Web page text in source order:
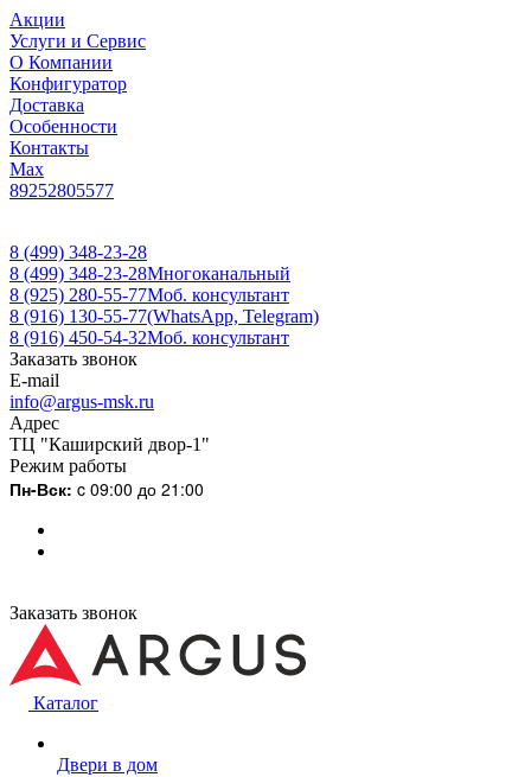
Акции
Услуги и Сервис
О Компании
Конфигуратор
Доставка
Особенности
Контакты
Max
89252805577
8 (499) 348-23-28
8 (499) 348-23-28Многоканальный
8 (925) 280-55-77Моб. консультант
8 (916) 130-55-77(WhatsApp, Telegram)
8 (916) 450-54-32Моб. консультант
Заказать звонок
E-mail
info@argus-msk.ru
Адрес
ТЦ "Каширский двор-1"
Режим работы
Пн-Вск: c 09:00 до 21:00
Заказать звонок
Каталог
Двери в дом